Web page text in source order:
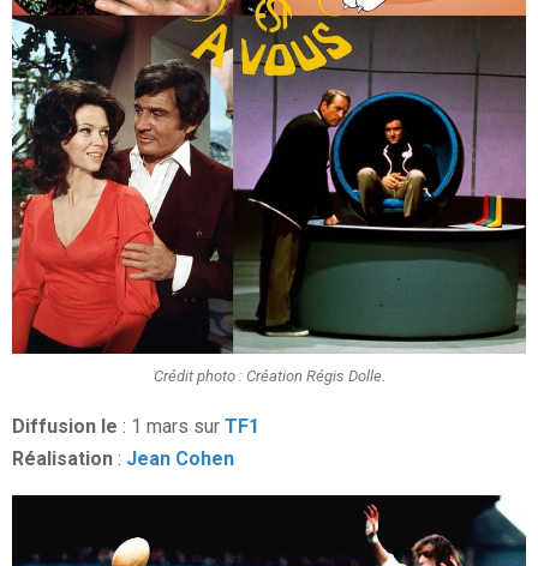
Crédit photo : Création Régis Dolle.
Diffusion le : 1 mars sur TF1
Réalisation : Jean Cohen